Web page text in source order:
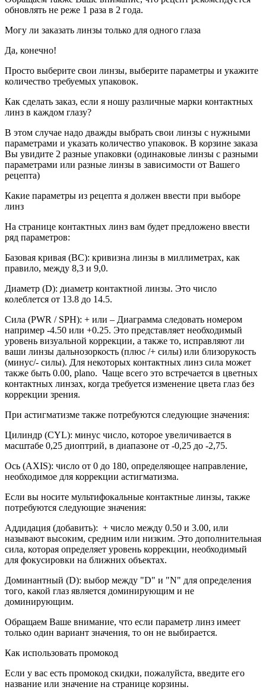
обновлять не реже 1 раза в 2 года.
Могу ли заказать линзы только для одного глаза
Да, конечно!
Просто выберите свои линзы, выберите параметры и укажите
количество требуемых упаковок.
Как сделать заказ, если я ношу различные марки контактных
линз в каждом глазу?
В этом случае надо дважды выбрать свои линзы с нужными
параметрами и указать количество упаковок. В корзине заказа
Вы увидите 2 разные упаковки (одинаковые линзы с разными
параметрами или разные линзы в зависимости от Вашего
рецепта)
Какие параметры из рецепта я должен ввести при выборе
линз
На странице контактных линз вам будет предложено ввести
ряд параметров:
Базовая кривая (BC): кривизна линзы в миллиметрах, как
правило, между 8,3 и 9,0.
Диаметр (D): диаметр контактной линзы. Это число
колеблется от 13.8 до 14.5.
Сила (PWR / SPH): + или – Диаграмма следовать номером
например -4.50 или +0.25. Это представляет необходимый
уровень визуальной коррекции, а также то, исправляют ли
ваши линзы дальнозоркость (плюс /+ силы) или близорукость
(минус/- силы). Для некоторых контактных линз сила может
также быть 0.00, plano. Чаще всего это встречается в цветных
контактных линзах, когда требуется изменение цвета глаз без
коррекции зрения.
При астигматизме также потребуются следующие значения:
Цилиндр (CYL): минус число, которое увеличивается в
масштабе 0,25 диоптрий, в диапазоне от -0,25 до -2,75.
Ось (AXIS): число от 0 до 180, определяющее направление,
необходимое для коррекции астигматизма.
Если вы носите мультифокальные контактные линзы, также
потребуются следующие значения:
Аддидация (добавить): + число между 0.50 и 3.00, или
называют высоким, средним или низким. Это дополнительная
сила, которая определяет уровень коррекции, необходимый
для фокусировки на ближних объектах.
Доминантный (D): выбор между "D" и "N" для определения
того, какой глаз является доминирующим и не
доминирующим.
Обращаем Ваше внимание, что если параметр линз имеет
только один вариант значения, то он не выбирается.
Как использовать промокод
Если у вас есть промокод скидки, пожалуйста, введите его
название или значение на странице корзины.